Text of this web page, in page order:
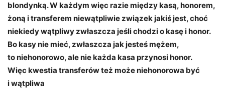
blondynką. W każdym więc razie między kasą, honorem,
żoną i transferem niewątpliwie związek jakiś jest, choć
niekiedy wątpliwy zwłaszcza jeśli chodzi o kasę i honor.
Bo kasy nie mieć, zwłaszcza jak jesteś mężem,
to niehonorowo, ale nie każda kasa przynosi honor.
Więc kwestia transferów też może niehonorowa być
i wątpliwa